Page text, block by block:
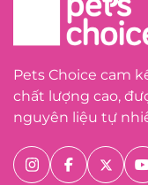
Pets Choice cam
chất lượng cao,
nguyên liệu tự